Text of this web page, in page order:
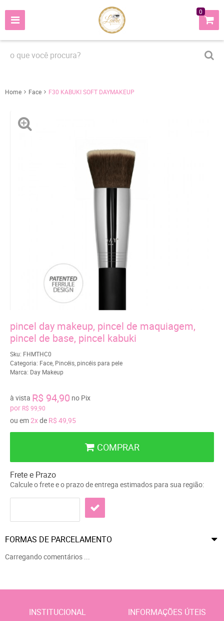
0
Home Face F30 KABUKI SOFT DAYMAKEUP
pincel day makeup, pincel de maquiagem,
pincel de base, pincel kabuki
Sku: FHMTHC0
Categoria: Face Pincéis pincéis para pele
Marca: Day Makeup
por R$ 99,90
à vista R$ 94,90 no Pix
ou em2xde R$ 49,95
COMPRAR
Frete e Prazo
Calcule o frete e o prazo de entrega estimados para sua região:
FORMAS DE PARCELAMENTO
Carregando comentários ...
INSTITUCIONAL INFORMAÇÕES ÚTEIS